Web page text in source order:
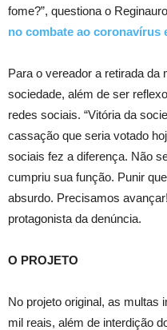
fome?”, questiona o
no combate ao coronavírus
Para o vereador a retirada da
sociedade, além de ser
redes sociais. “Vitória da
cassação que seria votado
sociais fez a diferença. Não
cumpriu sua função. Punir
absurdo. Precisamos
protagonista da denúncia.
O PROJETO
No projeto original, as multas
mil reais, além de interdição